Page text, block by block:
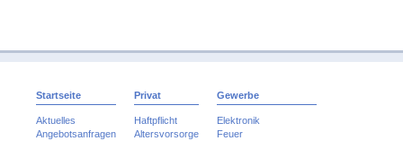
Startseite
Aktuelles
Angebotsanfragen
Privat
Haftpflicht
Altersvorsorge
Gewerbe
Elektronik
Feuer